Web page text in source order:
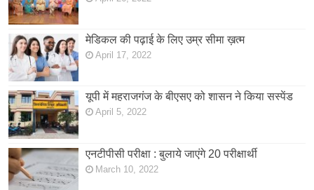
मेडिकल की पढ़ाई के लिए उम्र सीमा ख़त्म
April 17, 2022
यूपी में महराजगंज के बीएसए को शासन ने किया सस्पेंड
April 5, 2022
एनटीपीसी परीक्षा : बुलाये जाएंगे 20 परीक्षार्थी
March 10, 2022